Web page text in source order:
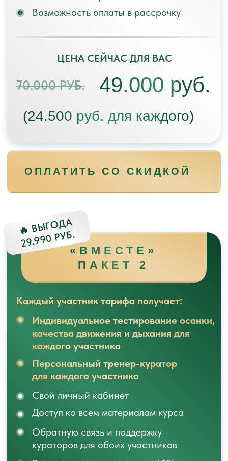
Уроки по 40 — 50 минут, 5 раз в неделю.
Рекомендую проходить минимум 3
тренировки в неделю. Доступ к урокам
через мобильное приложение на телефоне
или личный кабинет с компьютера.
ОБРАТНАЯ СВЯЗЬ
Если есть вопросы, всегда можно
задать их тренеру через личный
кабинет (текстом, фото, видео)
ЗАПИСАТЬСЯ НА КУРС
АДАПТИРУЕМ
УПРАЖНЕНИЯ
ПОД ВАШИ
ОСОБЕННОСТИ